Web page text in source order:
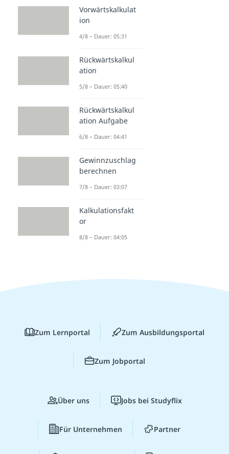
Vorwärtskalkulat
ion
4/8 – Dauer: 05:31
Rückwärtskalkul
ation
5/8 – Dauer: 05:40
Rückwärtskalkul
ation Aufgabe
6/8 – Dauer: 04:41
Gewinnzuschlag
berechnen
7/8 – Dauer: 03:07
Kalkulationsfakt
or
8/8 – Dauer: 04:05
Zum Lernportal Zum Ausbildungsportal
Zum Jobportal
Über uns Jobs bei Studyflix
Für Unternehmen Partner